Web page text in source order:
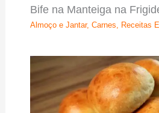
Bife na Manteiga na
Almoço e Jantar, Carnes Receitas